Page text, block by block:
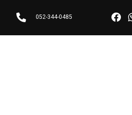
052-344-0485